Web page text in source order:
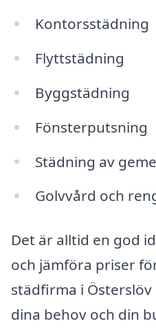
Kontorsstädning
Flyttstädning
Byggstädning
Fönsterputsning
Städning av
Golvvård och
Det är alltid en god
och jämföra priser
städfirma i Österslöv
dina behov och din